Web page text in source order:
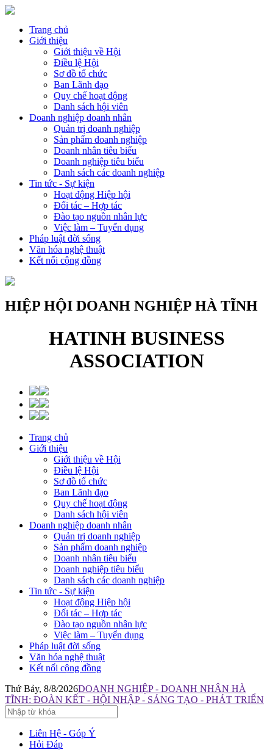
Trang chủ
Giới thiệu
Giới thiệu về Hội
Điều lệ Hội
Sơ đồ tổ chức
Ban Lãnh đạo
Quy chế hoạt động
Danh sách hội viên
Doanh nghiệp doanh nhân
Quản trị doanh nghiệp
Sản phẩm doanh nghiệp
Doanh nhân tiêu biểu
Doanh nghiệp tiêu biểu
Danh sách các doanh nghiệp
Tin tức - Sự kiện
Hoạt động Hiệp hội
Đối tác – Hợp tác
Đào tạo nguồn nhân lực
Việc làm – Tuyển dụng
Pháp luật đời sống
Văn hóa nghệ thuật
Kết nối cộng đồng
HIỆP HỘI DOANH NGHIỆP HÀ TĨNH
HATINH BUSINESS
ASSOCIATION
Trang chủ
Giới thiệu
Giới thiệu về Hội
Điều lệ Hội
Sơ đồ tổ chức
Ban Lãnh đạo
Quy chế hoạt động
Danh sách hội viên
Doanh nghiệp doanh nhân
Quản trị doanh nghiệp
Sản phẩm doanh nghiệp
Doanh nhân tiêu biểu
Doanh nghiệp tiêu biểu
Danh sách các doanh nghiệp
Tin tức - Sự kiện
Hoạt động Hiệp hội
Đối tác – Hợp tác
Đào tạo nguồn nhân lực
Việc làm – Tuyển dụng
Pháp luật đời sống
Văn hóa nghệ thuật
Kết nối cộng đồng
Thứ Bảy, 8/8/2026DOANH NGHIỆP - DOANH NHÂN HÀ
TĨNH: ĐOÀN KẾT - HỘI NHẬP - SÁNG TẠO - PHÁT TRIỂN
Liên Hệ - Góp Ý
Hỏi Đáp